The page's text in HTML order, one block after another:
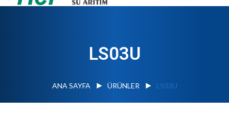
LS03U
ANA SAYFA ÜRÜNLER LS03U